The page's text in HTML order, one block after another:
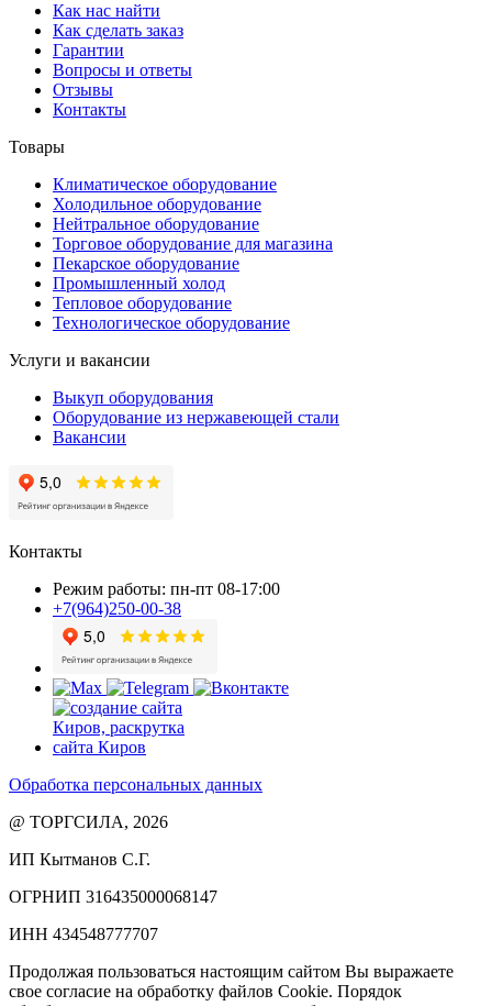
Как нас найти
Как сделать заказ
Гарантии
Вопросы и ответы
Отзывы
Контакты
Товары
Климатическое оборудование
Холодильное оборудование
Нейтральное оборудование
Торговое оборудование для магазина
Пекарское оборудование
Промышленный холод
Тепловое оборудование
Технологическое оборудование
Услуги и вакансии
Выкуп оборудования
Оборудование из нержавеющей стали
Вакансии
Контакты
Режим работы: пн-пт 08-17:00
+7(964)250-00-38
Обработка персональных данных
@ ТОРГСИЛА, 2026
ИП Кытманов С.Г.
ОГРНИП 316435000068147
ИНН 434548777707
Продолжая пользоваться настоящим сайтом Вы выражаете
свое согласие на обработку файлов Cookie. Порядок